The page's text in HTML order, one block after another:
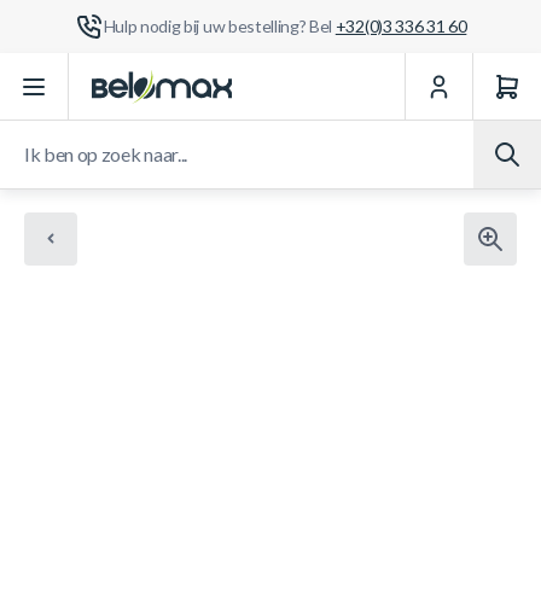
Hulp nodig bij uw bestelling? Bel +32(0)3 336 31 60
Ga naar de inhoud